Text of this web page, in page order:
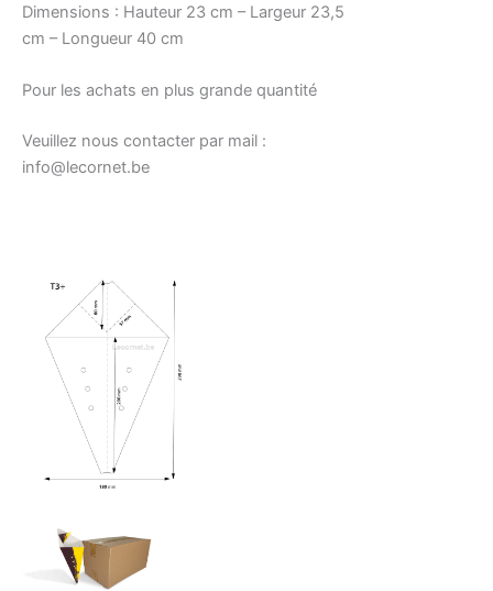
Dimensions : Hauteur 23 cm – Largeur 23,5
cm – Longueur 40 cm
Pour les achats en plus grande quantité
Veuillez nous contacter par mail :
info@lecornet.be